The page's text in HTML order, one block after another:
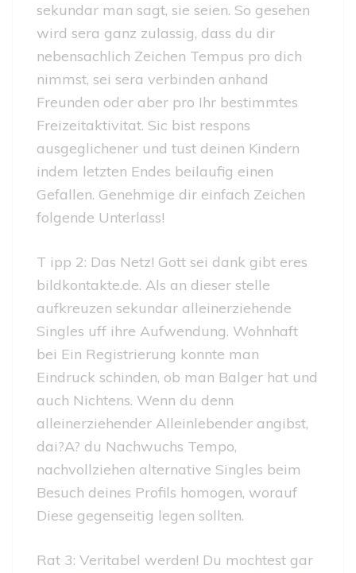
sekundar man sagt, sie seien. So gesehen
wird sera ganz zulassig, dass du dir
nebensachlich Zeichen Tempus pro dich
nimmst, sei sera verbinden anhand
Freunden oder aber pro Ihr bestimmtes
Freizeitaktivitat. Sic bist respons
ausgeglichener und tust deinen Kindern
indem letzten Endes beilaufig einen
Gefallen. Genehmige dir einfach Zeichen
folgende Unterlass!
T ipp 2: Das Netz! Gott sei dank gibt eres
bildkontakte.de. Als an dieser stelle
aufkreuzen sekundar alleinerziehende
Singles uff ihre Aufwendung. Wohnhaft
bei Ein Registrierung konnte man
Eindruck schinden, ob man Balger hat und
auch Nichtens. Wenn du denn
alleinerziehender Alleinlebender angibst,
dai?A? du Nachwuchs Tempo,
nachvollziehen alternative Singles beim
Besuch deines Profils homogen, worauf
Diese gegenseitig legen sollten.
Rat 3: Veritabel werden! Du mochtest gar